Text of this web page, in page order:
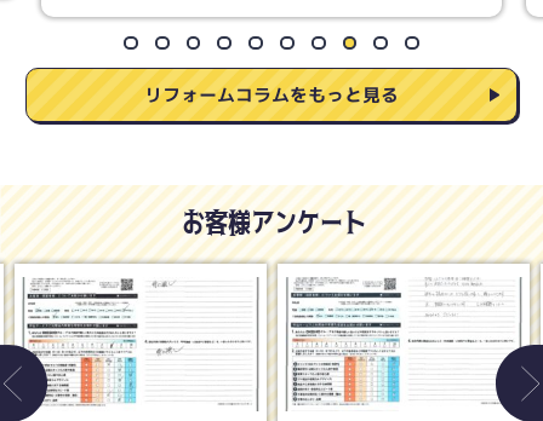
リフォームコラムをもっと見る
お客様アンケート